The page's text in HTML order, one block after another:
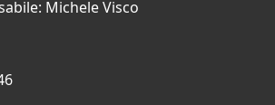
Michele Visco